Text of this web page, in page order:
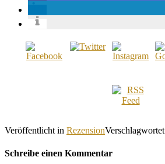
Veröffentlicht in RezensionVerschlagwortet
Schreibe einen Kommentar